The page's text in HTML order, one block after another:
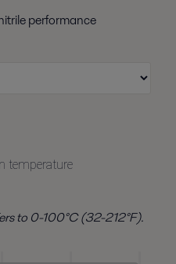
performance
temperature
to 0-100°C (32-212°F).